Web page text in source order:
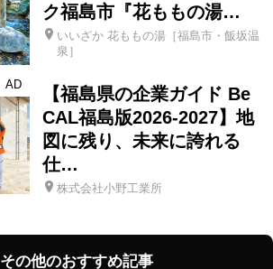
ク福島市『花ももの湯…
いいざか 花ももの湯［福島市・飯坂温
泉］
AD
【福島県の企業ガイド Be
CAL福島版2026-2027】地
図に残り、未来に誇れる
仕…
株式会社小野工業所
その他のおすすめ記事